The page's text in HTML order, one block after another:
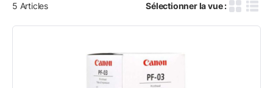
5 Articles Sélectionner la vue :
GrilleVue